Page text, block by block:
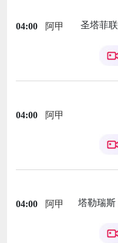
04:00 阿甲 圣塔菲联
04:00 阿甲
04:00 阿甲 塔勒瑞斯